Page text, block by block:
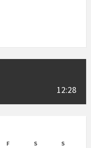
12:28
F S
S